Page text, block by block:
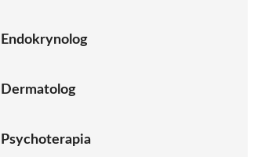
Endokrynolog
Dermatolog
Psychoterapia